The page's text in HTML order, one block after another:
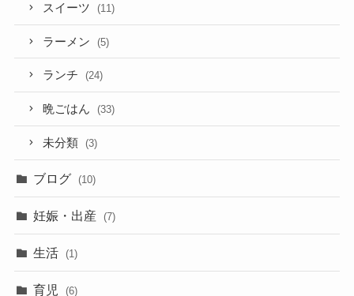
スイーツ (11)
ラーメン (5)
ランチ (24)
晩ごはん (33)
未分類 (3)
ブログ (10)
妊娠・出産 (7)
生活 (1)
育児 (6)